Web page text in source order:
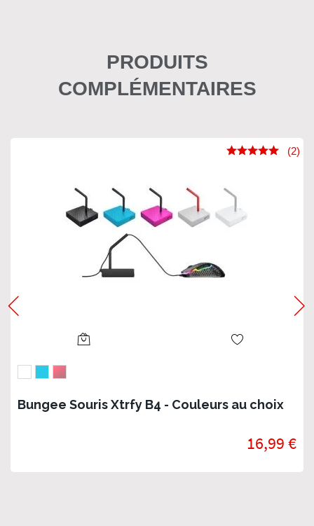
PRODUITS
COMPLÉMENTAIRES
Bungee Souris Xtrfy B4 - Couleurs au choix
(2)
16,99 €